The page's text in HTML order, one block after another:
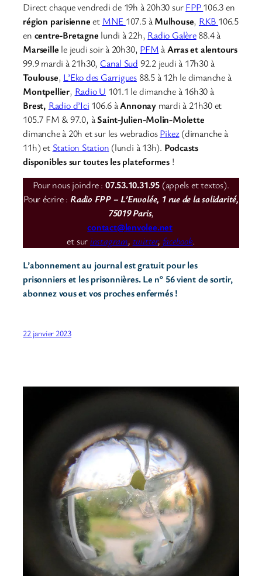
Direct chaque vendredi de 19h à 20h30 surFPP106.3 en
région parisienneet MNE 107.5 àMulhouse, RKB 106.5
en centre-Bretagne lundi à 22h, Radio Galère88.4 à
Marseille le jeudi soir à 20h30, PFMàArras et alentours
99.9 mardi à 21h30, Canal Sud 92.2 jeudi à 17h30 à
Toulouse, L’Eko des Garrigues 88.5 à 12h le dimanche à
Montpellier, Radio U 101.1 le dimanche à 16h30 à
Brest, Radio d’Ici 106.6 àAnnonay mardi à 21h30 et
105.7 FM & 97.0, àSaint-Julien-Molin-Molette
dimanche à 20h et sur les webradiosPikez(dimanche à
11h) et Station Station (lundi à 13h). Podcasts
disponibles sur toutes les plateformes !
Pour nous joindre : 07.53.10.31.95 (appels et textos).
Pour écrire : Radio FPP – L’Envolée, 1 rue de la solidarité,
75019 Paris,
contact@lenvolee.net
et sur instagram, twitter, facebook.
L’abonnement au journal est gratuit pour les
prisonniers et les prisonnières. Le n° 56 vient de sortir,
abonnez vous et vos proches enfermés !
22 janvier 2023